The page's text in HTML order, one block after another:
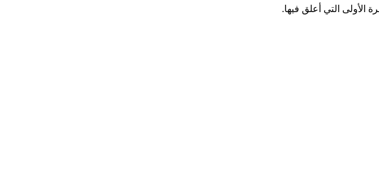
الأولى التي أعلق فيها.